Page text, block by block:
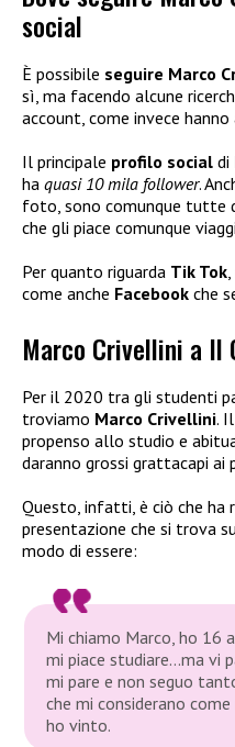
social
È possibile seguire Marco
sì, ma facendo alcune
account, come invece
Il principale profilo social di
ha quasi 10 mila follower.
foto, sono comunque tutte
che gli piace comunque
Per quanto riguarda Tik Tok
come anche Facebook che
Marco Crivellini a Il
Per il 2020 tra gli studenti
troviamo Marco Crivellini.
propenso allo studio e
daranno grossi grattacapi ai
Questo, infatti, è ciò che ha
presentazione che si trova
modo di essere:
Mi chiamo Marco, ho 16
mi piace studiare…ma vi
mi pare e non seguo
che mi considerano
ho vinto.